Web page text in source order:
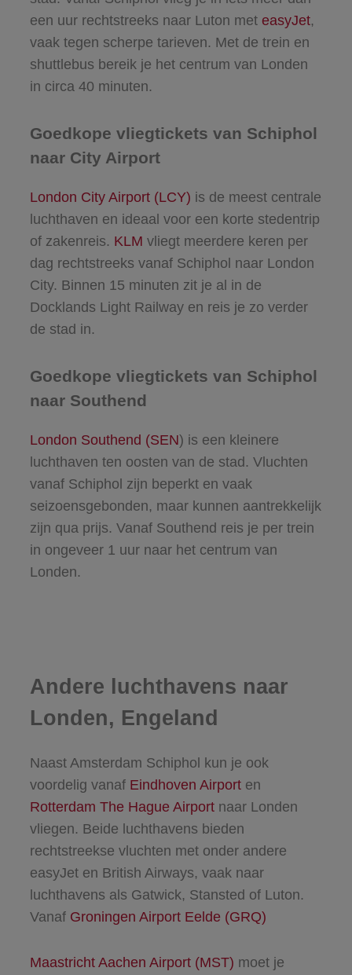
een uur rechtstreeks naar Luton met easyJet,
vaak tegen scherpe tarieven. Met de trein en
shuttlebus bereik je het centrum van Londen
in circa 40 minuten.
Goedkope vliegtickets van Schiphol
naar City Airport
London City Airport (LCY) is de meest centrale
luchthaven en ideaal voor een korte stedentrip
of zakenreis. KLM vliegt meerdere keren per
dag rechtstreeks vanaf Schiphol naar London
City. Binnen 15 minuten zit je al in de
Docklands Light Railway en reis je zo verder
de stad in.
Goedkope vliegtickets van Schiphol
naar Southend
London Southend (SEN) is een kleinere
luchthaven ten oosten van de stad. Vluchten
vanaf Schiphol zijn beperkt en vaak
seizoensgebonden, maar kunnen aantrekkelijk
zijn qua prijs. Vanaf Southend reis je per trein
in ongeveer 1 uur naar het centrum van
Londen.
Andere luchthavens naar
Londen, Engeland
Naast Amsterdam Schiphol kun je ook
voordelig vanaf Eindhoven Airporten
Rotterdam The Hague Airportnaar Londen
vliegen. Beide luchthavens bieden
rechtstreekse vluchten met onder andere
easyJet en British Airways, vaak naar
luchthavens als Gatwick, Stansted of Luton.
Vanaf Groningen Airport Eelde (GRQ)
Maastricht Aachen Airport (MST) moet je